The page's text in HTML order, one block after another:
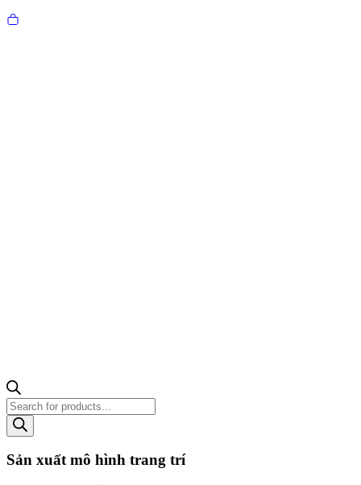
Tìm
kiếm
sản
Sản xuất mô hình trang trí